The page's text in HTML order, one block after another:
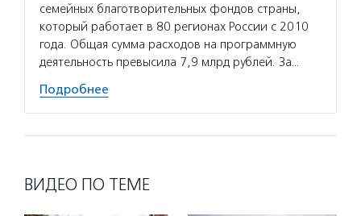
семейных благотворительных фондов страны,
который работает в 80 регионах России с 2010
года. Общая сумма расходов на программную
деятельность превысила 7,9 млрд рублей. За…
Подробнее
ВИДЕО ПО ТЕМЕ